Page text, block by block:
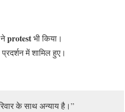
protestभी किया।
में शामिल हुए।
के साथ अन्याय है।”